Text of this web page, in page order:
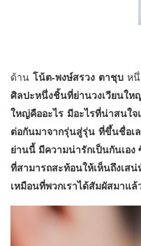
ด้าน โน้ต-พงษ์สรวง ตาชุบ หนึ่
ศิลปะหนึ่งชิ้นที่ย่านวงเวียนให
ใหญ่คืออะไร มีอะไรที่น่าสนใ
ต่อกันมาจากรุ่นสู่รุ่น ที่ขึ้นชื่อเล
ย่านนี้ มีความน่ารักเป็นกันเอง
ที่สามารถสะท้อนให้เห็นถึงเ
เหมือนที่พวกเราได้สัมผัสมาแ